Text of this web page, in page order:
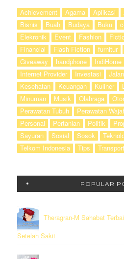
Achievement Agama Aplikasi
Bisnis
Buah Budaya Buku
Elekronik
Event Fashion
Financial
Flash Fiction furnitur
Giveaway
handphone IndiHome
Internet Provider
Investasi
Kesehatan
Keuangan Kuliner
Minuman
Musik Olahraga
Perawatan Tubuh
Perawatan
Personal
Pertanian Politik
Sayuran
Sosial Sosok
Telkom Indonesia
Tips
POPULAR
Theragran-M Sahabat
Setelah Sakit